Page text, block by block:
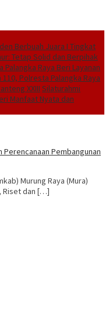
Berbuah Juara I Tingkat
Tetap Solid dan Berpihak
Palangka Raya Beri Layanan
Polresta Palangka Raya
XXIII Silaturahmi
Manfaat Nyata dan
Perencanaan Pembangunan
Murung Raya (Mura)
Riset dan […]